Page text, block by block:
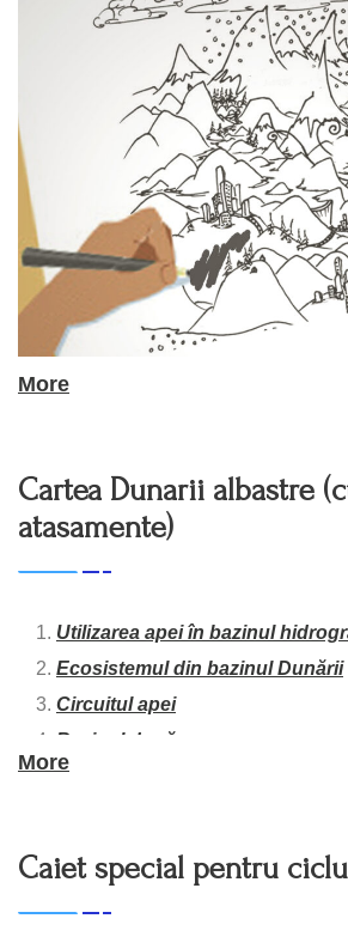
More
Cartea Dunarii albastre
atasamente)
Utilizarea apei în bazinul
Ecosistemul din bazinul Dunării
Circuitul apei
Bazinul dunărean
Funcții și valori ai corpurilor de
Dunărea este a noastră, a
Manualul profesorului (cuprins)
More
Caiet special pentru